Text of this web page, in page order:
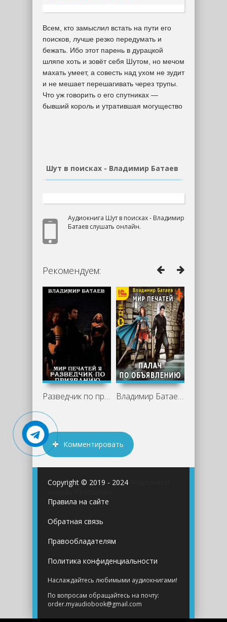
Всем, кто замыслил встать на пути его
поисков, лучше резко передумать и
бежать. Ибо этот парень в дурацкой
шляпе хоть и зовёт себя Шутом, но мечом
махать умеет, а совесть над ухом не зудит
и не мешает перешагивать через трупы.
Что уж говорить о его спутниках —
бывший король и утратившая могущество
Шут в поисках - Владимир Батаев
Аудиокнига Шут в поисках - Владимир
Батаев слушать онлайн.
Рекомендуем:
Разведчик по призванию - Владимир Батаев Владимир Батаев - Палач по объявлению
Комментировать
Copyright © 2019 - 2024
Правила на сайте
Обратная связь
Правообладателям
Политика конфиденциальности
Наслаждайтесь любимыми аудиокнигами!
По вопросам обращайтесь на почту:
order.myaudiobook@gmail.com